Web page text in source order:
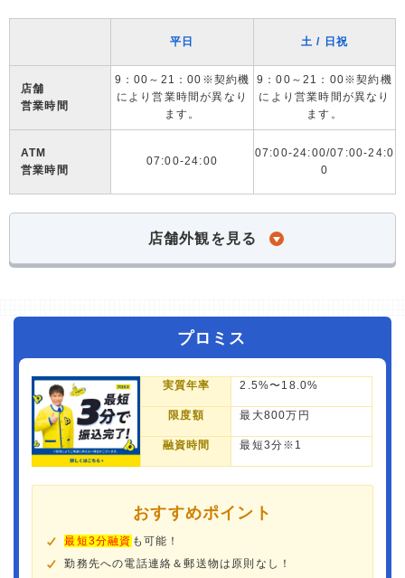
平日 土 / 日祝
店舗
営業時間
9：00～21：00※契約機
により営業時間が異なり
ます。
9：00～21：00※契約機
により営業時間が異なり
ます。
ATM
営業時間
07:00-24:00
07:00-24:00/07:00-24:0
0
店舗外観を見る
プロミス
実質年率 2.5%〜18.0%
限度額 最大800万円
融資時間 最短3分※1
おすすめポイント
最短3分融資 も可能！
勤務先への電話連絡＆郵送物は原則なし！